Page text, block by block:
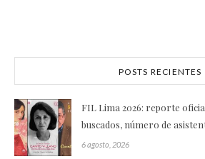
POSTS RECIENTES
FIL Lima 2026: reporte
buscados, número de
6 agosto, 2026